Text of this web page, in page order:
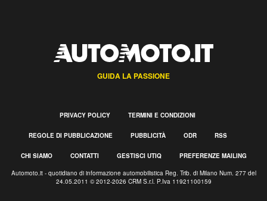
GUIDA LA PASSIONE
PRIVACY POLICY TERMINI E CONDIZIONI
REGOLE DI PUBBLICAZIONE PUBBLICITÀ ODR RSS
CHI SIAMO CONTATTI GESTISCI UTIQ PREFERENZE MAILING
Automoto.it - quotidiano di informazione automobilistica Reg. Trib. di Milano Num. 277 del
24.05.2011 © 2012-2026 CRM S.r.l. P.Iva 11921100159